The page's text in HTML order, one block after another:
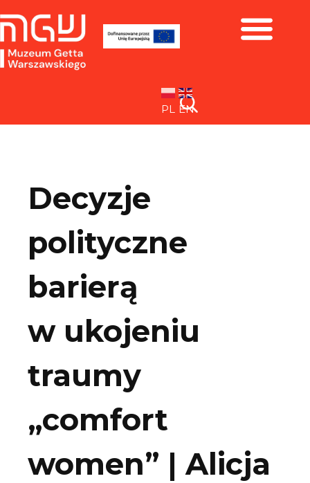
PL EN
Decyzje
polityczne
barierą
w ukojeniu
traumy
„comfort
women” | Alicja